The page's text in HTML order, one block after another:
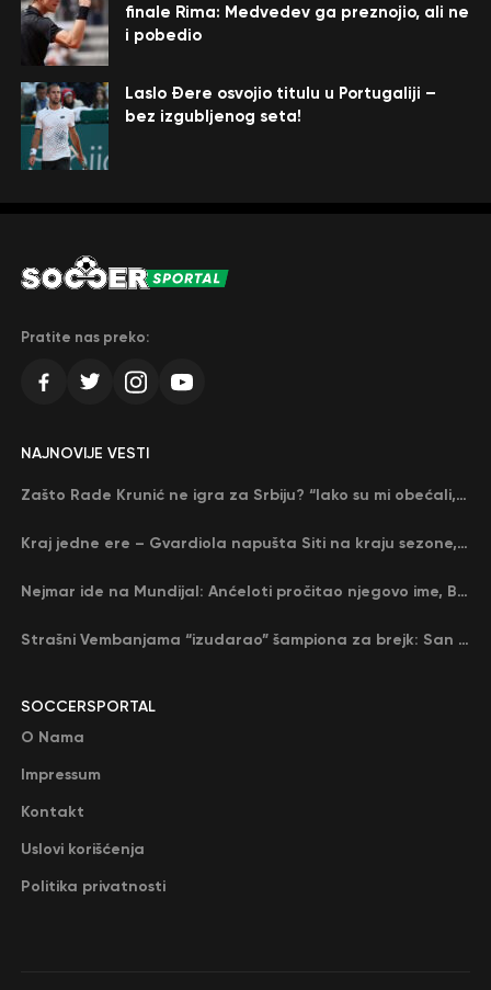
finale Rima: Medvedev ga preznojio, ali ne
i pobedio
Laslo Đere osvojio titulu u Portugaliji –
bez izgubljenog seta!
Pratite nas preko:
SOCCERSPORTAL
O Nama
Impressum
Kontakt
Uslovi korišćenja
Politika privatnosti
NAJNOVIJE VESTI
Zašto Rade Krunić ne igra za Srbiju? “Iako su mi obećali, niko me nije zvao…”
Kraj jedne ere – Gvardiola napušta Siti na kraju sezone, menja ga njegov nekadašnji rival
Nejmar ide na Mundijal: Anćeloti pročitao njegovo ime, Brazil u delirijumu (VIDEO)
Strašni Vembanjama “izudarao” šampiona za brejk: San Antonio poveo protiv Oklahome